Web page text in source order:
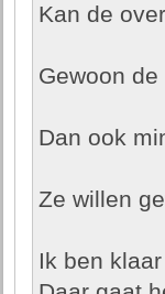
Kan de
Gewoon
Dan ook
Ze willen
Ik ben